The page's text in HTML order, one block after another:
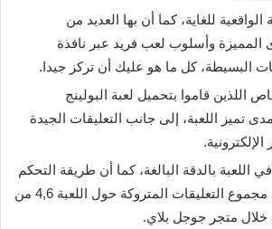
الواقعية للغاية، كما أن بها العديد من
المميزة وأسلوب لعب فريد عبر نافذة
البسيطة، كل ما هو عليك أن تركز جيدا.
اللذين قاموا بتحميل لعبة البولينج
تميز اللعبة، إلى جانب التعليقات الجيدة
اللعبة بالدقة البالغة، كما أن طريقة التحكم
بها جيدة، ووصل مجموع التعليقات المتروكة حول اللعبة 4,6 من
متجر جوجل بلاي.